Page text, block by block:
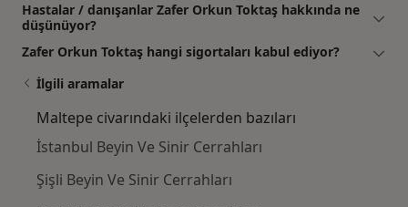
Hastalar / danışanlar Zafer Orkun Toktaş hakkında ne
düşünüyor?
Zafer Orkun Toktaş hangi sigortaları kabul ediyor?
İlgili aramalar
Maltepe civarındaki ilçelerden bazıları
İstanbul Beyin Ve Sinir Cerrahları
Şişli Beyin Ve Sinir Cerrahları